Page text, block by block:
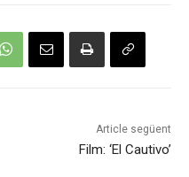
Article següent
Film: ‘El Cautivo’